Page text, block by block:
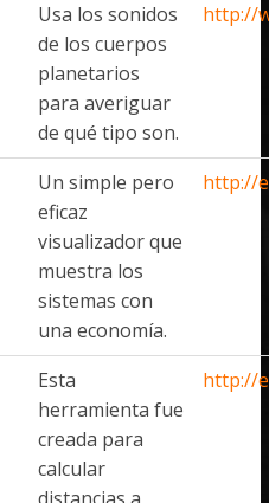
Usa los sonidos
de los cuerpos
planetarios
para averiguar
de qué tipo son.
http://
Un simple pero
eficaz
visualizador que
muestra los
sistemas con
una economía.
http://
Esta
herramienta fue
creada para
calcular
http://